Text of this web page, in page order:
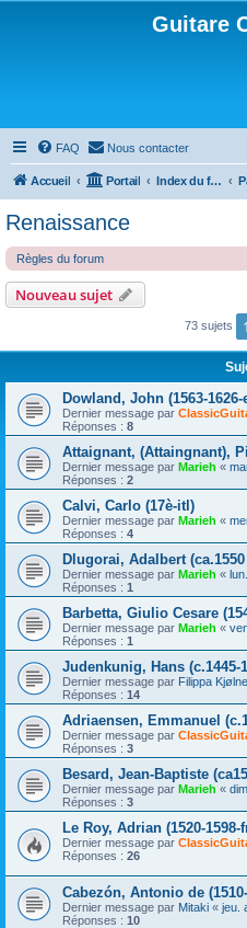
Guitare
FAQ Nous contacter
Accueil Portail Index du forum
Renaissance
Règles du forum
Nouveau sujet
73 sujets 1
Dowland, John (1563-1626-
Dernier message par
Réponses : 8
Attaignant, (Attaingnant),
Dernier message par Marieh «
Réponses : 2
Calvi, Carlo (17è-itl)
Dernier message par Marieh «
Réponses : 4
Dlugorai, Adalbert
Dernier message par Marieh «
Réponses : 1
Barbetta, Giulio Cesare
Dernier message par Marieh «
Réponses : 1
Judenkunig, Hans (c.1445-
Dernier message par Filippa
Réponses : 14
Adriaensen, Emmanuel
Dernier message par
Réponses : 3
Besard, Jean-Baptiste
Dernier message par Marieh «
Réponses : 3
Le Roy, Adrian (1520-1598-
Dernier message par
Réponses : 26
Cabezón, Antonio de
Dernier message par Mitaki « jeu.
Réponses : 10